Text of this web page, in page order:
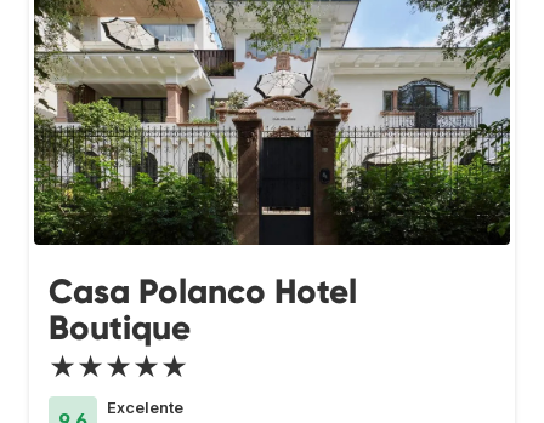
Casa Polanco Hotel
Boutique
★★★★★
Excelente